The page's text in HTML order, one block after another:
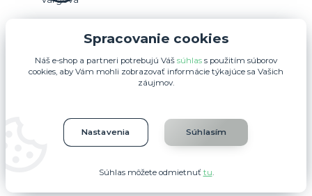
Upravit sběr cookies.
Eshop-rychlo.sk
Spracovanie cookies
Náš e-shop a partneri potrebujú Váš súhlas s použitím súborov
cookies, aby Vám mohli zobrazovať informácie týkajúce sa Vašich
záujmov.
Nastavenia Súhlasím
Súhlas môžete odmietnuť tu.